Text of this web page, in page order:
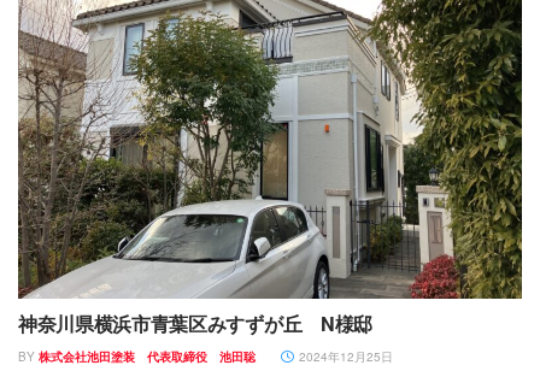
神奈川県横浜市青葉区みすずが丘 N様邸
BY 株式会社池田塗装 代表取締役 池田聡 2024年12月25日